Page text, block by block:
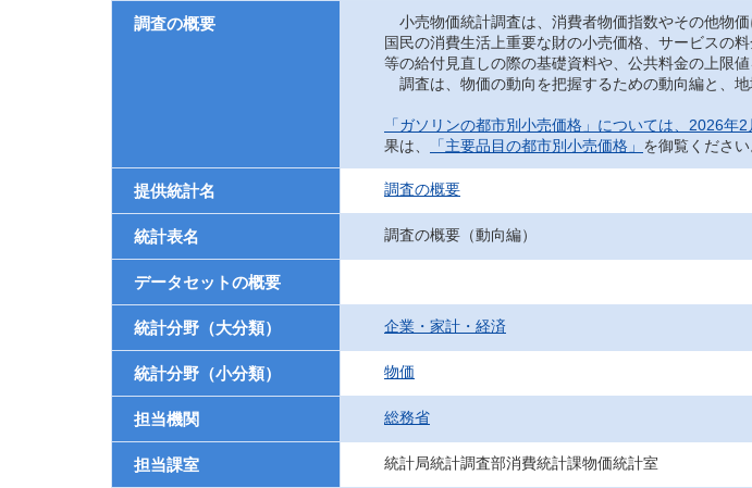
調査の概要
小売物価統計調査は、消費者物価指数やその他物
国民の消費生活上重要な財の小売価格、サービスの
等の給付見直しの際の基礎資料や、公共料金の上限
調査は、物価の動向を把握するための動向編と、
「ガソリンの都市別小売価格」については、2026年
果は、
「主要品目の都市別小売価格」 を御覧ください
提供統計名 調査の概要
統計表名 調査の概要（動向編）
データセットの概要
統計分野（大分類） 企業・家計・経済
統計分野（小分類） 物価
担当機関 総務省
担当課室 統計局統計調査部消費統計課物価統計室